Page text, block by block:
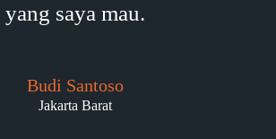
yang saya mau.
Budi Santoso
Jakarta Barat